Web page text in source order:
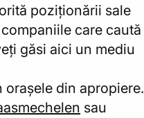
poziționării sale
care caută
găsi aici un mediu
din apropiere.
sau